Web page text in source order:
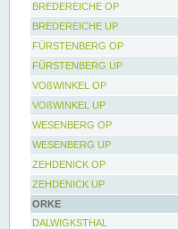
BREDEREICHE OP
BREDEREICHE UP
FÜRSTENBERG OP
FÜRSTENBERG UP
VOßWINKEL OP
VOßWINKEL UP
WESENBERG OP
WESENBERG UP
ZEHDENICK OP
ZEHDENICK UP
ORKE
DALWIGKSTHAL